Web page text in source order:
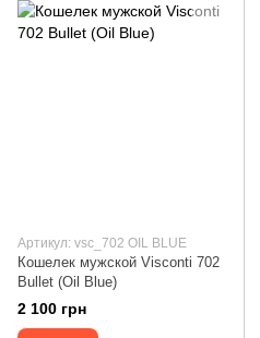
Артикул: vsc_702 OIL BLUE
Кошелек мужской Visconti 702
Bullet (Oil Blue)
2 100 грн